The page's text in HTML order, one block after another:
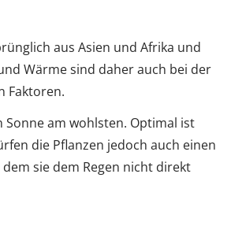
aus Asien und Afrika und
Wärme sind daher auch bei der
Faktoren.
Sonne am wohlsten. Optimal ist
die Pflanzen jedoch auch einen
sie dem Regen nicht direkt